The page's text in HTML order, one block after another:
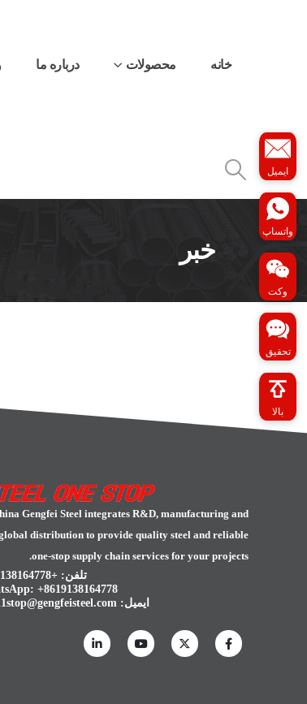
خانه محصولات درباره ما
خبر
ایمیل
واتساپ
وکت
تحقیق
بالا
Gengfei Steel integrates R&D, manufacturing and
distribution to provide quality steel and reliable
one-stop supply chain services for your projects.
تلفن: +8619138164778
+8619138164778
ایمیل: